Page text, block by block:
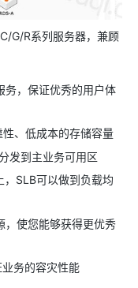
G/R系列服务器，兼顾
务，保证优秀的用户体
、低成本的存储容量
发到主业务可用区
SLB可以做到负载均
，使您能够获得更优秀
务的容灾性能